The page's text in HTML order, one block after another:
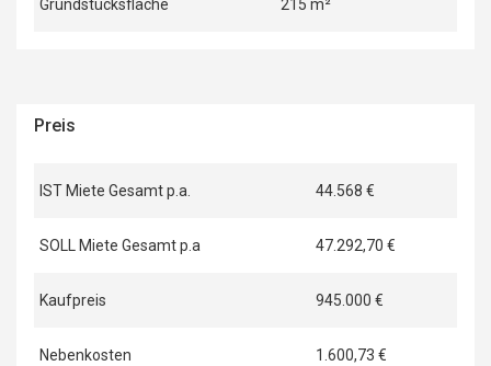
Grundstücksfläche 215 m²
Preis
IST Miete Gesamt p.a. 44.568 €
SOLL Miete Gesamt p.a 47.292,70 €
Kaufpreis 945.000 €
Nebenkosten 1.600,73 €